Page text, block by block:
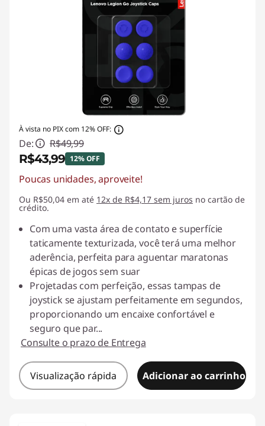
À vista no PIX com 12% OFF:
De: R$49,99
R$43,99 12% OFF
Economias instantâneas :
Poucas unidades, aproveite!
Ou R$50,04 em até 12x de R$4,17 sem juros no cartão de
crédito.
Com uma vasta área de contato e superfície
taticamente texturizada, você terá uma melhor
aderência, perfeita para aguentar maratonas
épicas de jogos sem suar
Projetadas com perfeição, essas tampas de
joystick se ajustam perfeitamente em segundos,
proporcionando um encaixe confortável e
seguro que par...
Consulte o prazo de Entrega
Visualização rápida Adicionar ao carrinho